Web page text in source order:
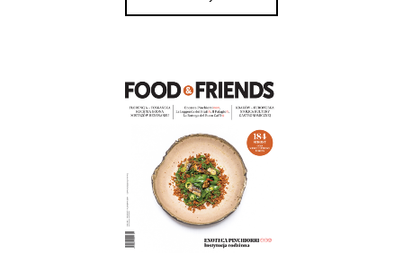
do
wiele
wariantów.
Opcje
można
wybrać
na
stronie
produktu